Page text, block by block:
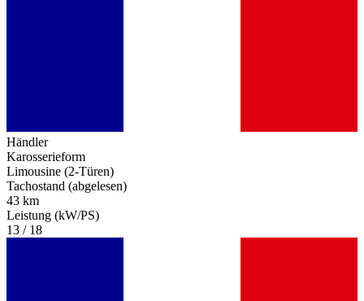
Händler
Karosserieform
Limousine (2-Türen)
Tachostand (abgelesen)
43 km
Leistung (kW/PS)
13 / 18